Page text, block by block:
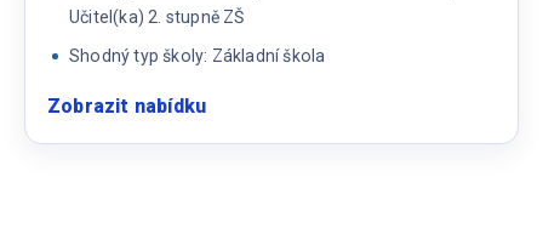
Učitel(ka) 2. stupně ZŠ
Shodný typ školy: Základní škola
Zobrazit nabídku: